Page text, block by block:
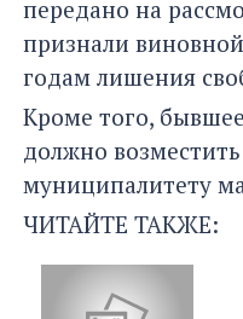
передано на
признали
годам лишения
Кроме того,
должно
муниципалитету
ЧИТАЙТЕ ТАКЖЕ: